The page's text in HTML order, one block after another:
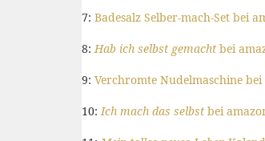
7: Badesalz Selber-mach-Set bei
8:Hab ich selbst gemacht bei
9: Verchromte Nudelmaschine
10:Ich mach das selbst bei